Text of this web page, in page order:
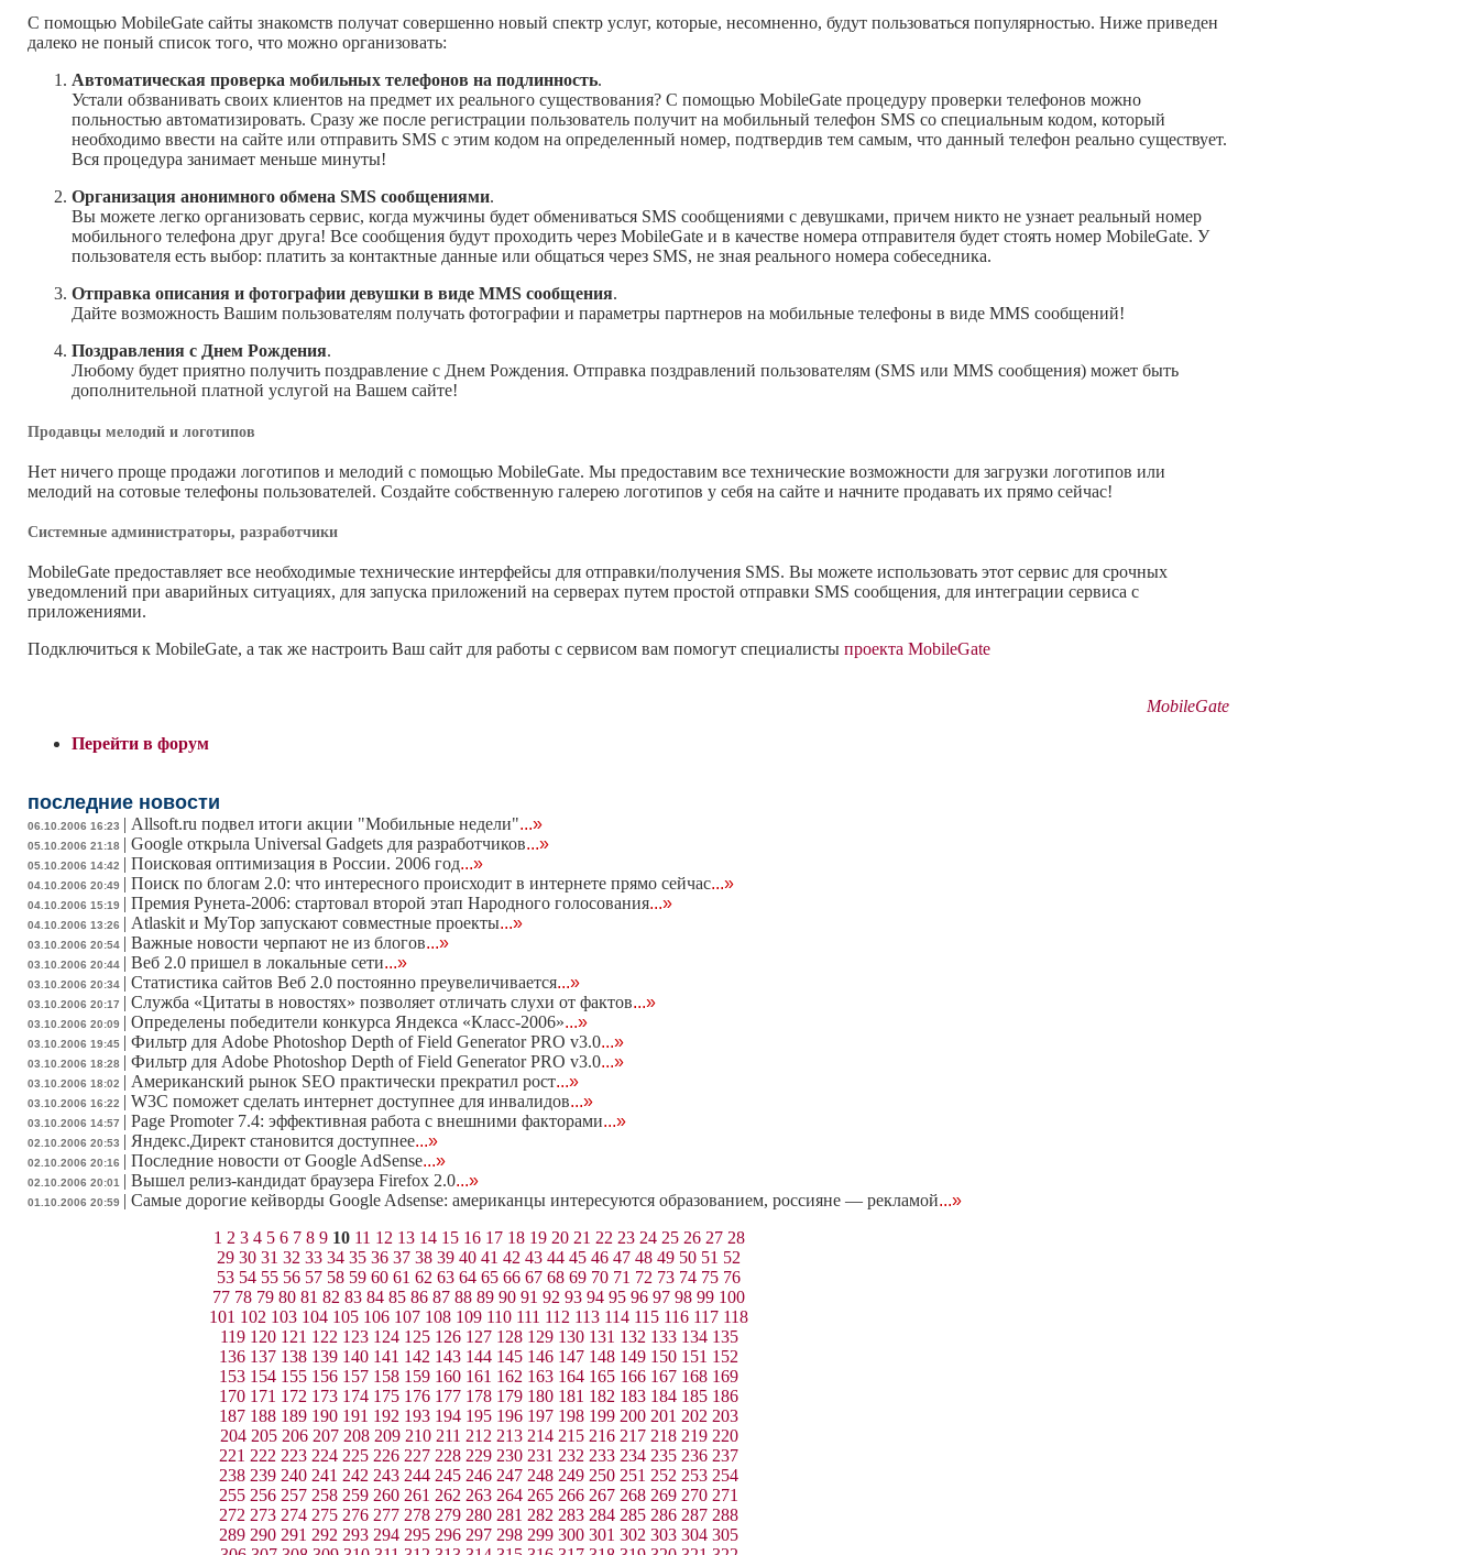
С помощью MobileGate сайты знакомств получат совершенно новый спектр услуг, которые, несомненно, будут пользоваться популярностью. Ниже приведен
далеко не поный список того, что можно организовать:
Автоматическая проверка мобильных телефонов на подлинность.
Устали обзванивать своих клиентов на предмет их реального существования? С помощью MobileGate процедуру проверки телефонов можно
польностью автоматизировать. Сразу же после регистрации пользователь получит на мобильный телефон SMS со специальным кодом, который
необходимо ввести на сайте или отправить SMS с этим кодом на определенный номер, подтвердив тем самым, что данный телефон реально существует.
Вся процедура занимает меньше минуты!
Организация анонимного обмена SMS сообщениями.
Вы можете легко организовать сервис, когда мужчины будет обмениваться SMS сообщениями с девушками, причем никто не узнает реальный номер
мобильного телефона друг друга! Все сообщения будут проходить через MobileGate и в качестве номера отправителя будет стоять номер MobileGate. У
пользователя есть выбор: платить за контактные данные или общаться через SMS, не зная реального номера собеседника.
Отправка описания и фотографии девушки в виде MMS сообщения.
Дайте возможность Вашим пользователям получать фотографии и параметры партнеров на мобильные телефоны в виде MMS сообщений!
Поздравления с Днем Рождения.
Любому будет приятно получить поздравление с Днем Рождения. Отправка поздравлений пользователям (SMS или MMS сообщения) может быть
дополнительной платной услугой на Вашем сайте!
Продавцы мелодий и логотипов
Нет ничего проще продажи логотипов и мелодий с помощью MobileGate. Мы предоставим все технические возможности для загрузки логотипов или
мелодий на сотовые телефоны пользователей. Создайте собственную галерею логотипов у себя на сайте и начните продавать их прямо сейчас!
Системные администраторы, разработчики
MobileGate предоставляет все необходимые технические интерфейсы для отправки/получения SMS. Вы можете использовать этот сервис для срочных
уведомлений при аварийных ситуациях, для запуска приложений на серверах путем простой отправки SMS сообщения, для интеграции сервиса с
приложениями.
Подключиться к MobileGate, а так же настроить Ваш сайт для работы с сервисом вам помогут специалисты проекта MobileGate
MobileGate
Перейти в форум
последние новости
06.10.2006 16:23 | Allsoft.ru подвел итоги акции "Мобильные недели"...»
05.10.2006 21:18 | Google открыла Universal Gadgets для разработчиков...»
05.10.2006 14:42 | Поисковая оптимизация в России. 2006 год...»
04.10.2006 20:49 | Поиск по блогам 2.0: что интересного происходит в интернете прямо сейчас...»
04.10.2006 15:19 | Премия Рунета-2006: стартовал второй этап Народного голосования...»
04.10.2006 13:26 | Atlaskit и MyTop запускают совместные проекты...»
03.10.2006 20:54 | Важные новости черпают не из блогов...»
03.10.2006 20:44 | Веб 2.0 пришел в локальные сети...»
03.10.2006 20:34 | Статистика сайтов Веб 2.0 постоянно преувеличивается...»
03.10.2006 20:17 | Служба «Цитаты в новостях» позволяет отличать слухи от фактов...»
03.10.2006 20:09 | Определены победители конкурса Яндекса «Класс-2006»...»
03.10.2006 19:45 | Фильтр для Adobe Photoshop Depth of Field Generator PRO v3.0...»
03.10.2006 18:28 | Фильтр для Adobe Photoshop Depth of Field Generator PRO v3.0...»
03.10.2006 18:02 | Американский рынок SEO практически прекратил рост...»
03.10.2006 16:22 | W3C поможет сделать интернет доступнее для инвалидов...»
03.10.2006 14:57 | Page Promoter 7.4: эффективная работа с внешними факторами...»
02.10.2006 20:53 | Яндекс.Директ становится доступнее...»
02.10.2006 20:16 | Последние новости от Google AdSense...»
02.10.2006 20:01 | Вышел релиз-кандидат браузера Firefox 2.0...»
01.10.2006 20:59 | Самые дорогие кейворды Google Adsense: американцы интересуются образованием, россияне — рекламой...»
1 2 3 4 5 6 7 8 9 10 11 12 13 14 15 16 17 18 19 20 21 22 23 24 25 26 27 28
29 30 31 32 33 34 35 36 37 38 39 40 41 42 43 44 45 46 47 48 49 50 51 52
53 54 55 56 57 58 59 60 61 62 63 64 65 66 67 68 69 70 71 72 73 74 75 76
77 78 79 80 81 82 83 84 85 86 87 88 89 90 91 92 93 94 95 96 97 98 99 100
101 102 103 104 105 106 107 108 109 110 111 112 113 114 115 116 117 118
119 120 121 122 123 124 125 126 127 128 129 130 131 132 133 134 135
136 137 138 139 140 141 142 143 144 145 146 147 148 149 150 151 152
153 154 155 156 157 158 159 160 161 162 163 164 165 166 167 168 169
170 171 172 173 174 175 176 177 178 179 180 181 182 183 184 185 186
187 188 189 190 191 192 193 194 195 196 197 198 199 200 201 202 203
204 205 206 207 208 209 210 211 212 213 214 215 216 217 218 219 220
221 222 223 224 225 226 227 228 229 230 231 232 233 234 235 236 237
238 239 240 241 242 243 244 245 246 247 248 249 250 251 252 253 254
255 256 257 258 259 260 261 262 263 264 265 266 267 268 269 270 271
272 273 274 275 276 277 278 279 280 281 282 283 284 285 286 287 288
289 290 291 292 293 294 295 296 297 298 299 300 301 302 303 304 305